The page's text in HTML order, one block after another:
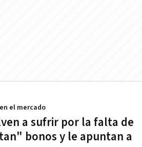
a sufrir por la falta de
bonos y le apuntan a
el mercado